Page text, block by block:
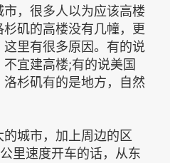
，很多人以为应该高楼
矶的高楼没有几幢，更
里有很多原因。有的说
宜建高楼;有的说美国
杉矶有的是地方，自然
城市，加上周边的区
里速度开车的话，从东